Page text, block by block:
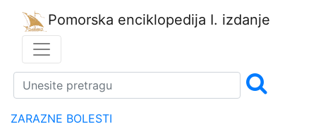
Pomorska enciklopedija I. izdanje
ZARAZNE BOLESTI